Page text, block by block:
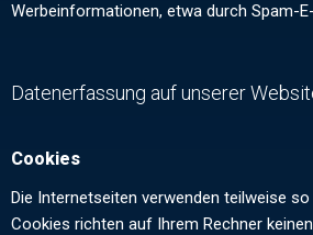
Werbeinformationen, etwa durch Spam-
Datenerfassung auf unserer
Cookies
Die Internetseiten verwenden teilweise
Cookies richten auf Ihrem Rechner